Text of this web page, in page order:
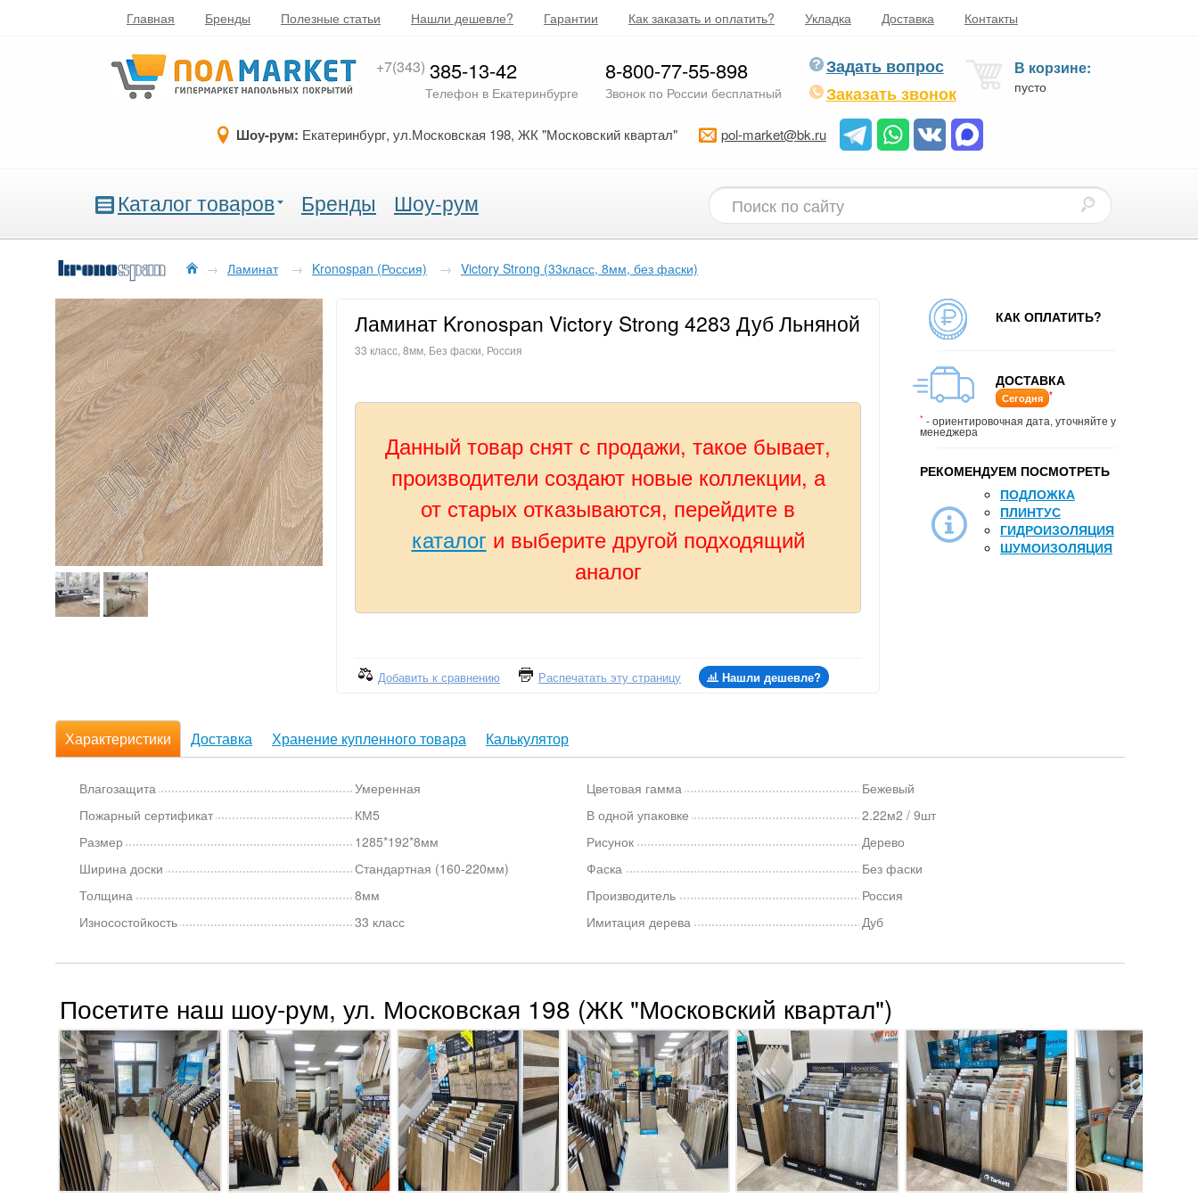
Главная Бренды Полезные статьи Нашли дешевле? Гарантии Как заказать и оплатить? Укладка Доставка Контакты
+7(343) 385-13-42
Телефон в Екатеринбурге
8-800-77-55-898
Звонок по России бесплатный
Задать вопрос
Заказать звонок
В корзине:
пусто
Шоу-рум: Екатеринбург, ул.Московская 198, ЖК "Московский квартал" pol-market@bk.ru
Каталог товаров Бренды Шоу-рум
→ Ламинат → Kronospan (Россия) → Victory Strong (33класс, 8мм, без фаски)
Ламинат Kronospan Victory Strong 4283 Дуб Льняной
33 класс, 8мм, Без фаски, Россия
Данный товар снят с продажи, такое бывает,
производители создают новые коллекции, а
от старых отказываются, перейдите в
каталог и выберите другой подходящий
аналог
Добавить к сравнению Распечатать эту страницу Нашли дешевле?
КАК ОПЛАТИТЬ?
ДОСТАВКА
Сегодня *
* - ориентировочная дата, уточняйте у
менеджера
РЕКОМЕНДУЕМ ПОСМОТРЕТЬ
ПОДЛОЖКА
ПЛИНТУС
ГИДРОИЗОЛЯЦИЯ
ШУМОИЗОЛЯЦИЯ
Характеристики Доставка Хранение купленного товара Калькулятор
Влагозащита
Умеренная
Пожарный сертификат
КМ5
Размер
1285*192*8мм
Ширина доски
Стандартная (160-220мм)
Толщина
8мм
Износостойкость
33 класс
Цветовая гамма
Бежевый
В одной упаковке
2.22м2 / 9шт
Рисунок
Дерево
Фаска
Без фаски
Производитель
Россия
Имитация дерева
Дуб
Посетите наш шоу-рум, ул. Московская 198 (ЖК "Московский квартал")